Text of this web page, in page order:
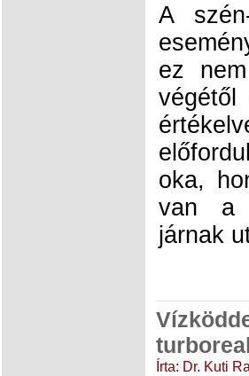
A
ez
oka,
van a
járnak
Írta: Dr. Kuti